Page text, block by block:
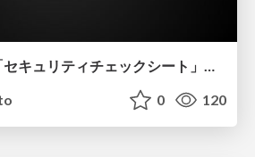
取引先から届く 「セキュリティチェックシート」の読み解き方
0 120